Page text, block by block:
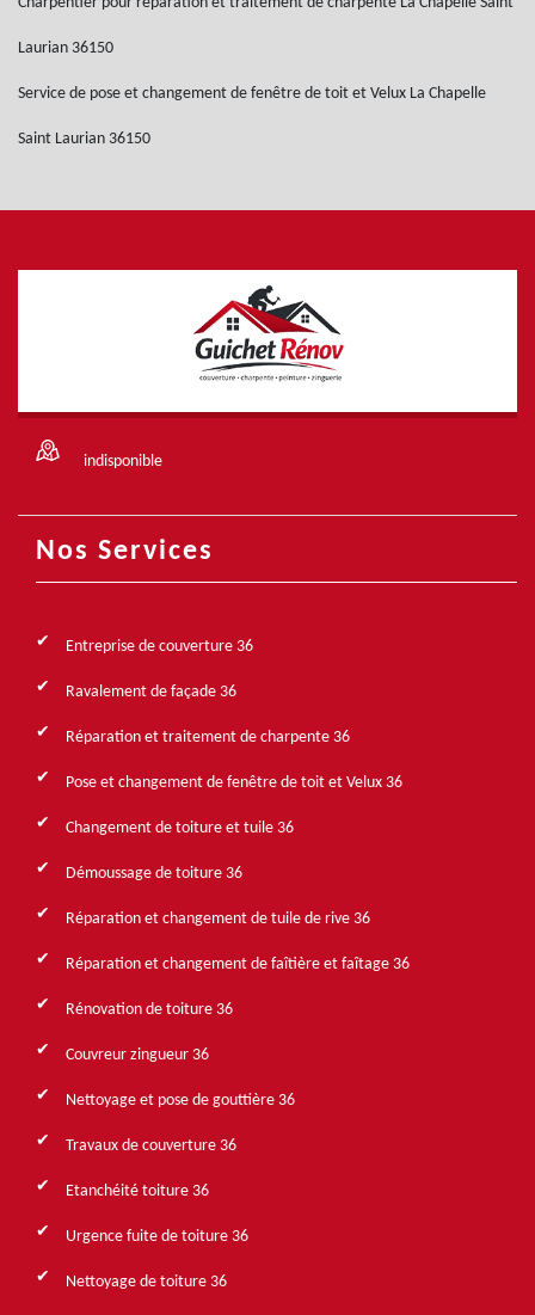
Laurian 36150
Service de pose et changement de fenêtre de toit et Velux La Chapelle
Saint Laurian 36150
indisponible
Nos Services
Entreprise de couverture 36
Ravalement de façade 36
Réparation et traitement de charpente 36
Pose et changement de fenêtre de toit et Velux 36
Changement de toiture et tuile 36
Démoussage de toiture 36
Réparation et changement de tuile de rive 36
Réparation et changement de faîtière et faîtage 36
Rénovation de toiture 36
Couvreur zingueur 36
Nettoyage et pose de gouttière 36
Travaux de couverture 36
Etanchéité toiture 36
Urgence fuite de toiture 36
Nettoyage de toiture 36